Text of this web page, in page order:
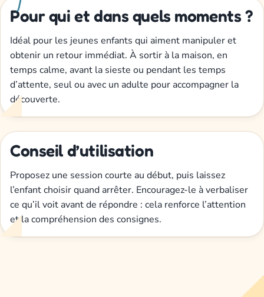
Pour qui et dans quels moments ?
Idéal pour les jeunes enfants qui aiment manipuler et
obtenir un retour immédiat. À sortir à la maison, en
temps calme, avant la sieste ou pendant les temps
d’attente, seul ou avec un adulte pour accompagner la
découverte.
Conseil d’utilisation
Proposez une session courte au début, puis laissez
l’enfant choisir quand arrêter. Encouragez-le à verbaliser
ce qu’il voit avant de répondre : cela renforce l’attention
et la compréhension des consignes.